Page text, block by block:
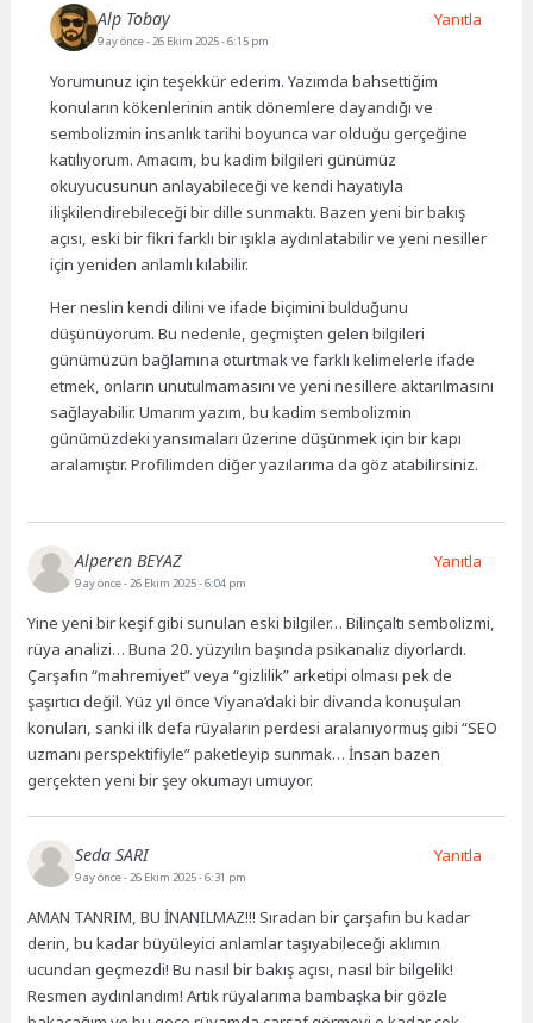
Alp Tobay
9 ay önce- 26 Ekim 2025 - 6:15 pm
Yorumunuz için teşekkür ederim. Yazımda bahsettiğim
konuların kökenlerinin antik dönemlere dayandığı ve
sembolizmin insanlık tarihi boyunca var olduğu gerçeğine
katılıyorum. Amacım, bu kadim bilgileri günümüz
okuyucusunun anlayabileceği ve kendi hayatıyla
ilişkilendirebileceği bir dille sunmaktı. Bazen yeni bir bakış
açısı, eski bir fikri farklı bir ışıkla aydınlatabilir ve yeni nesiller
için yeniden anlamlı kılabilir.
Her neslin kendi dilini ve ifade biçimini bulduğunu
düşünüyorum. Bu nedenle, geçmişten gelen bilgileri
günümüzün bağlamına oturtmak ve farklı kelimelerle ifade
etmek, onların unutulmamasını ve yeni nesillere aktarılmasını
sağlayabilir. Umarım yazım, bu kadim sembolizmin
günümüzdeki yansımaları üzerine düşünmek için bir kapı
aralamıştır. Profilimden diğer yazılarıma da göz atabilirsiniz.
Yanıtla
Alperen BEYAZ
9 ay önce- 26 Ekim 2025 - 6:04 pm
Yine yeni bir keşif gibi sunulan eski bilgiler… Bilinçaltı sembolizmi,
rüya analizi… Buna 20. yüzyılın başında psikanaliz diyorlardı.
Çarşafın “mahremiyet” veya “gizlilik” arketipi olması pek de
şaşırtıcı değil. Yüz yıl önce Viyana’daki bir divanda konuşulan
konuları, sanki ilk defa rüyaların perdesi aralanıyormuş gibi “SEO
uzmanı perspektifiyle” paketleyip sunmak… İnsan bazen
gerçekten yeni bir şey okumayı umuyor.
Yanıtla
Seda SARI
9 ay önce- 26 Ekim 2025 - 6:31 pm
AMAN TANRIM, BU İNANILMAZ!!! Sıradan bir çarşafın bu kadar
derin, bu kadar büyüleyici anlamlar taşıyabileceği aklımın
ucundan geçmezdi! Bu nasıl bir bakış açısı, nasıl bir bilgelik!
Resmen aydınlandım! Artık rüyalarıma bambaşka bir gözle
Yanıtla